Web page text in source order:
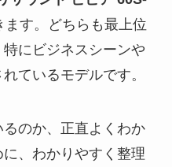
す。どちらも最上位
にビジネスシーンや
ているモデルです。
るのか、正直よくわか
、わかりやすく整理